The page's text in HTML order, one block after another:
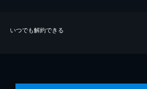
いつでも解約できる